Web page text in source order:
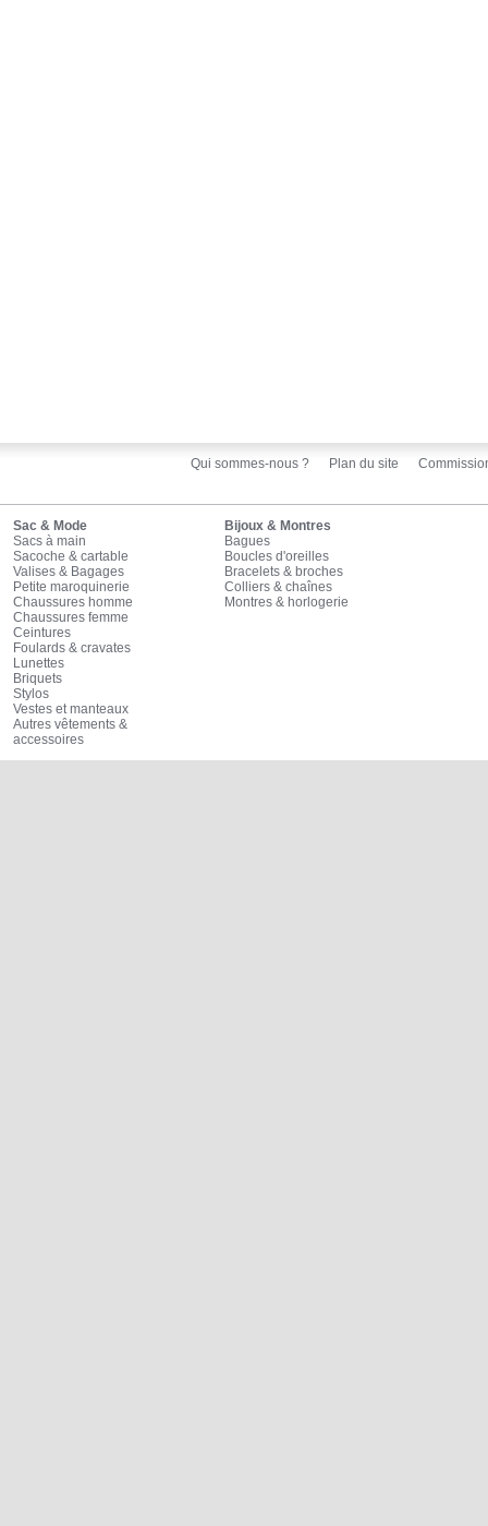
Qui sommes-nous ? Plan du site
Sac & Mode
Sacs à main
Sacoche & cartable
Valises & Bagages
Petite maroquinerie
Chaussures homme
Chaussures femme
Ceintures
Foulards & cravates
Lunettes
Briquets
Stylos
Vestes et manteaux
Autres vêtements &
accessoires
Bijoux & Montres
Bagues
Boucles d'oreilles
Bracelets & broches
Colliers & chaînes
Montres & horlogerie